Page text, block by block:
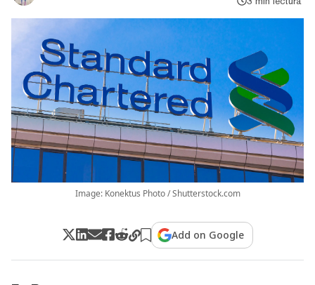
Image: Konektus Photo / Shutterstock.com
Add on Google